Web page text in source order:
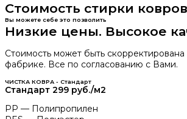
Стоимость стирки ковров
Вы можете себе это позволить
Низкие цены. Высокое
Стоимость может быть
фабрике. Все по согласованию с Вами.
ЧИСТКА КОВРА - Стандарт
Стандарт 299 руб./м2
PP — Полипропилен